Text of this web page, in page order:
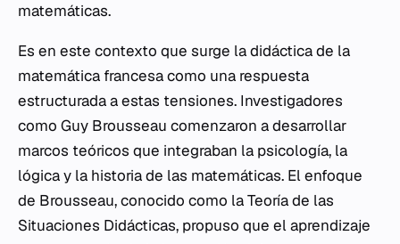
matemáticas.
Es en este contexto que surge la didáctica de la
matemática francesa como una respuesta
estructurada a estas tensiones. Investigadores
como Guy Brousseau comenzaron a desarrollar
marcos teóricos que integraban la psicología, la
lógica y la historia de las matemáticas. El enfoque
de Brousseau, conocido como la Teoría de las
Situaciones Didácticas, propuso que el aprendizaje